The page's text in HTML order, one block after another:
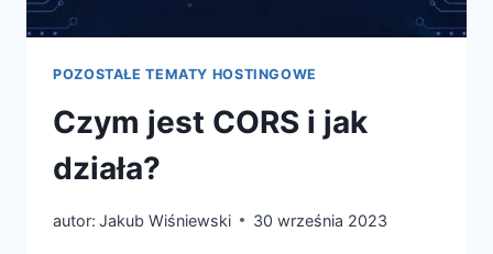
POZOSTAŁE TEMATY HOSTINGOWE
Czym jest CORS i jak
działa?
autor: Jakub Wiśniewski 30 września 2023